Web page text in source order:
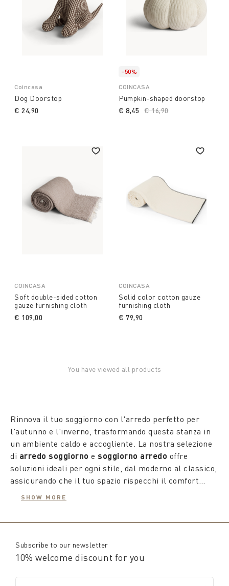
Coincasa
Dog Doorstop
€ 24,90
-50%
COINCASA
Pumpkin-shaped doorstop
Price reduced from
€ 16,90to
€ 8,45
COINCASA
Soft double-sided cotton
gauze furnishing cloth
€ 109,00
COINCASA
Solid color cotton gauze
furnishing cloth
€ 79,90
You have viewed all products
Rinnova il tuo soggiorno con l'arredo perfetto per
l'autunno e l'inverno, trasformando questa stanza in
un ambiente caldo e accogliente. La nostra selezione
di arredo soggiorno e soggiorno arredo offre
soluzioni ideali per ogni stile, dal moderno al classico,
assicurando che il tuo spazio rispecchi il comfort
pensato per aumentare il comfort e l'estetica del tuo
spazio. L'aggiunta di decorazione soggiorno
candele profumate, vasi in vetro colorato in pasta e
elementi in materiali naturali, come legno e lana,
L'attenzione ai dettagli è fondamentale, e con la giusta
oggettistica moderna soggiorno, puoi elevare
SHOW MORE
Subscribe to our newsletter
10% welcome discount for you